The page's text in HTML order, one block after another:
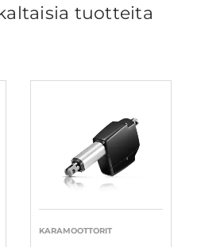
tuotteita
KARAMOOTTORIT